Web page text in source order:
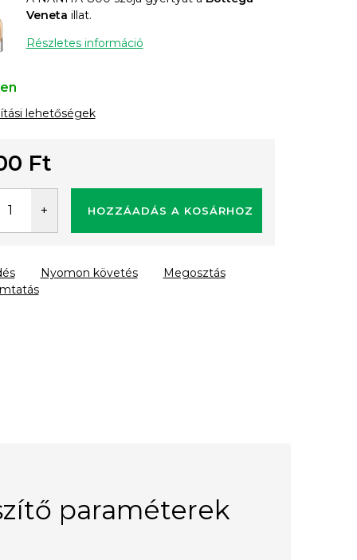
Veneta illat.
Részletes információ
lehetőségek
Ft
HOZZÁADÁS A KOSÁRHOZ
Nyomon követés Megosztás
paraméterek